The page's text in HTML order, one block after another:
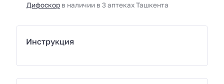
Дифоскорв наличии в 3 аптеках Ташкента
Инструкция